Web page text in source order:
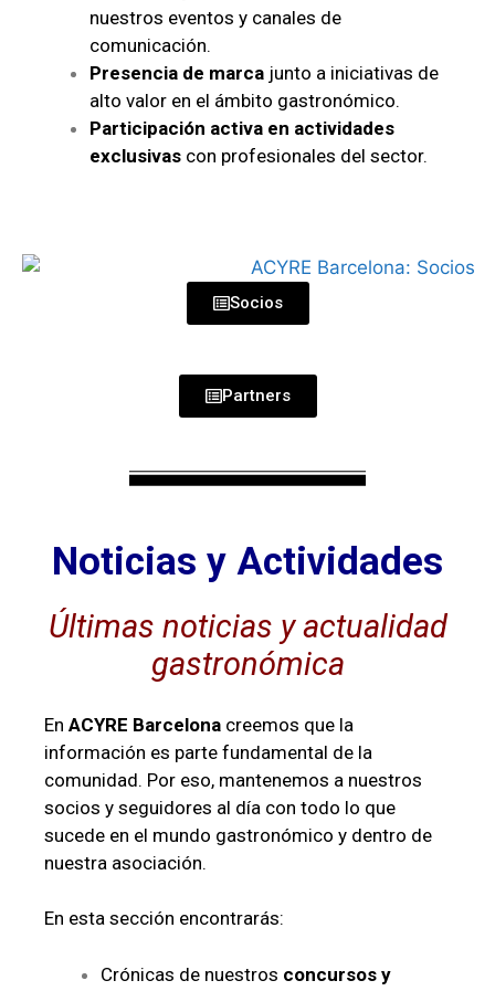
nuestros eventos y canales de
comunicación.
Presencia de marca junto a iniciativas de
alto valor en el ámbito gastronómico.
Participación activa en actividades
exclusivas con profesionales del sector.
Socios
Partners
Noticias y Actividades
Últimas noticias y actualidad
gastronómica
En ACYRE Barcelona creemos que la
información es parte fundamental de la
comunidad. Por eso, mantenemos a nuestros
socios y seguidores al día con todo lo que
sucede en el mundo gastronómico y dentro de
nuestra asociación.
En esta sección encontrarás:
Crónicas de nuestros concursos y